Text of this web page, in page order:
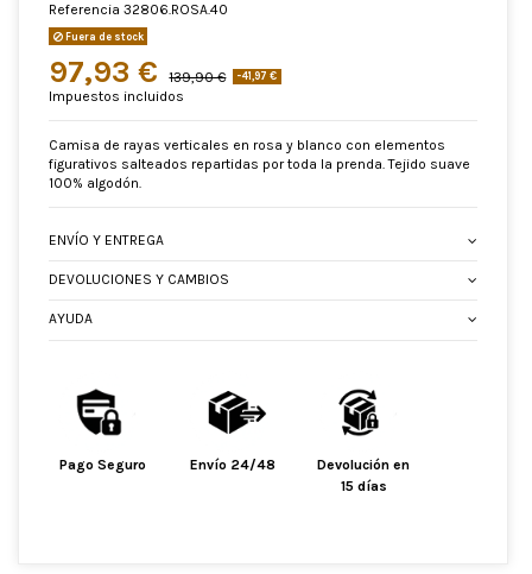
Referencia 32806.ROSA.40
Fuera de stock
97,93 € 139,90 € -41,97 €
Impuestos incluidos
Camisa de rayas verticales en rosa y blanco con elementos
figurativos salteados repartidas por toda la prenda. Tejido suave
100% algodón.
ENVÍO Y ENTREGA
DEVOLUCIONES Y CAMBIOS
AYUDA
Pago Seguro Envío 24/48
Devolución en
15 días